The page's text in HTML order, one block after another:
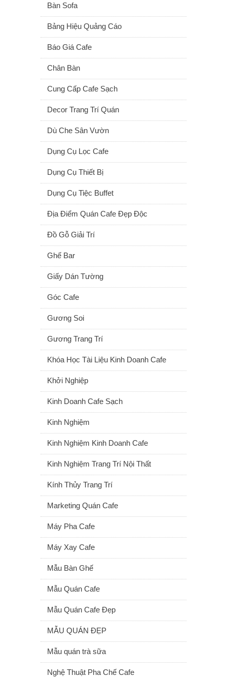
Bàn Sofa
Bảng Hiệu Quảng Cáo
Báo Giá Cafe
Chân Bàn
Cung Cấp Cafe Sạch
Decor Trang Trí Quán
Dù Che Sân Vườn
Dụng Cụ Lọc Cafe
Dụng Cụ Thiết Bị
Dụng Cụ Tiệc Buffet
Địa Điểm Quán Cafe Đẹp Độc
Đồ Gỗ Giải Trí
Ghế Bar
Giấy Dán Tường
Góc Cafe
Gương Soi
Gương Trang Trí
Khóa Học Tài Liệu Kinh Doanh Cafe
Khởi Nghiệp
Kinh Doanh Cafe Sạch
Kinh Nghiệm
Kinh Nghiệm Kinh Doanh Cafe
Kinh Nghiệm Trang Trí Nội Thất
Kính Thủy Trang Trí
Marketing Quán Cafe
Máy Pha Cafe
Máy Xay Cafe
Mẫu Bàn Ghế
Mẫu Quán Cafe
Mẫu Quán Cafe Đẹp
MẪU QUÁN ĐẸP
Mẫu quán trà sữa
Nghệ Thuật Pha Chế Cafe